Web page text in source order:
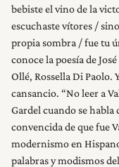
bebiste el vino de la
escuchaste vítores /
propia sombra / fue tu
conoce la poesía de
Ollé, Rossella Di Paolo.
cansancio. “No leer a
Gardel cuando se habla
convencida de que fue
modernismo en
palabras y modismos